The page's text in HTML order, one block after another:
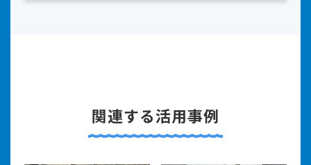
関連する活用事例